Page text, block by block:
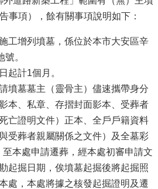
事項），餘有關事項說明如下：
工增列墳墓，係位於本市大安區辛
。
起計1個月。
墳墓墓主（靈骨主）儘速攜帶身分
本、私章、存摺封面影本、受葬者
亡證明文件）正本、全戶戶籍資料
受葬者親屬關係之文件）及全墓彩
本處申請遷葬，經本處初審申請文
起掘日期，俟墳墓起掘後將起掘照
處，本處將據之核發起掘證明及遷